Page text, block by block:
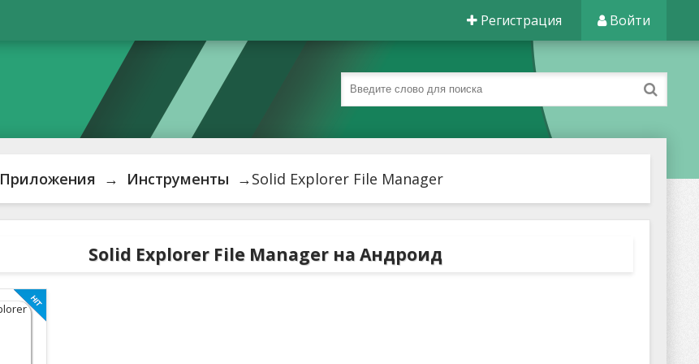
Регистрация Войти
Приложения → Инструменты →Solid Explorer File Manager
Solid Explorer File Manager на Андроид